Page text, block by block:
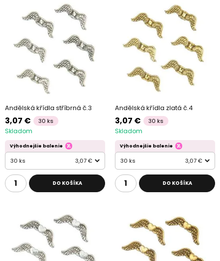
Andělská křídla stříbrná č.3
3,07 € 30 ks
Skladom
Výhodnejšie balenie
30 ks 3,07 €
DO KOŠÍKA
Andělská křídla zlatá č.4
3,07 € 30 ks
Skladom
Výhodnejšie balenie
30 ks 3,07 €
DO KOŠÍKA